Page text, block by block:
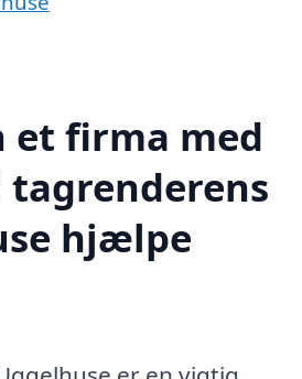
et firma med
tagrenderens
hjælpe